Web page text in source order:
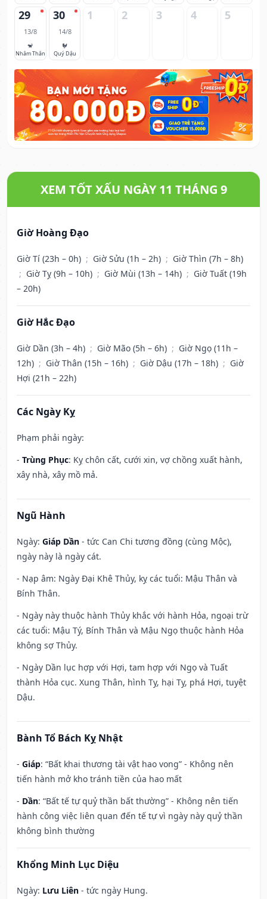
29
13/8
🐒
Nhâm Thân
30
14/8
🐓
Quý Dậu
1 2 3 4 5
XEM TỐT XẤU NGÀY 11 THÁNG 9
Giờ Hoàng Đạo
Giờ Tí (23h – 0h) ; Giờ Sửu (1h – 2h) ; Giờ Thìn (7h – 8h)
; Giờ Tỵ (9h – 10h) ; Giờ Mùi (13h – 14h) ; Giờ Tuất (19h
– 20h)
Giờ Hắc Đạo
Giờ Dần (3h – 4h) ; Giờ Mão (5h – 6h) ; Giờ Ngọ (11h –
12h) ; Giờ Thân (15h – 16h) ; Giờ Dậu (17h – 18h) ; Giờ
Hợi (21h – 22h)
Các Ngày Kỵ
Phạm phải ngày:
- Trùng Phục: Kỵ chôn cất, cưới xin, vợ chồng xuất hành,
xây nhà, xây mồ mả.
Ngũ Hành
Ngày: Giáp Dần - tức Can Chi tương đồng (cùng Mộc),
ngày này là ngày cát.
- Nạp âm: Ngày Đại Khê Thủy, kỵ các tuổi: Mậu Thân và
Bính Thân.
- Ngày này thuộc hành Thủy khắc với hành Hỏa, ngoại trừ
các tuổi: Mậu Tý, Bính Thân và Mậu Ngọ thuộc hành Hỏa
không sợ Thủy.
- Ngày Dần lục hợp với Hợi, tam hợp với Ngọ và Tuất
thành Hỏa cục. Xung Thân, hình Tỵ, hại Tỵ, phá Hợi, tuyệt
Dậu.
Bành Tổ Bách Kỵ Nhật
- Giáp: “Bất khai thương tài vật hao vong” - Không nên
tiến hành mở kho tránh tiền của hao mất
- Dần: “Bất tế tự quỷ thần bất thường” - Không nên tiến
hành công việc liên quan đến tế tự vì ngày này quỷ thần
không bình thường
Khổng Minh Lục Diệu
Ngày: Lưu Liên - tức ngày Hung.